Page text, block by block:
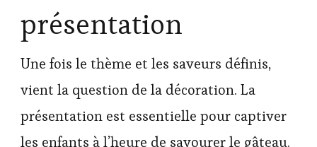
présentation
Une fois le thème et les saveurs définis,
vient la question de la décoration. La
présentation est essentielle pour captiver
les enfants à l’heure de savourer le gâteau.